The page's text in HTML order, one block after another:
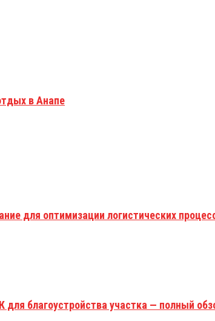
в Анапе
для оптимизации логистических
для благоустройства участка — полный